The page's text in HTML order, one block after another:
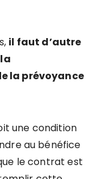
il faut d’autre
la prévoyance
une condition
au bénéfice
le contrat est